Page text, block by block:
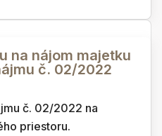
na nájom majetku
č. 02/2022
č. 02/2022 na
priestoru.